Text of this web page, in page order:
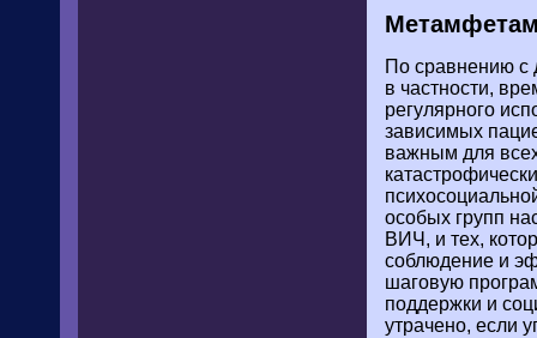
По сравнению с
в частности,
регулярного
зависимых
важным для
особых групп
ВИЧ, и тех,
соблюдение и
шаговую
поддержки и
утрачено, если